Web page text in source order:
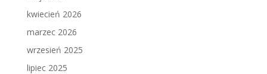
kwiecień 2026
marzec 2026
wrzesień 2025
lipiec 2025